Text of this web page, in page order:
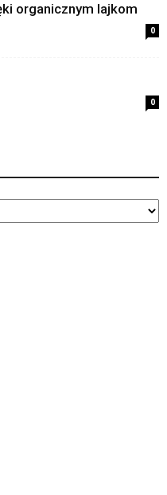
organicznym lajkom
0
0